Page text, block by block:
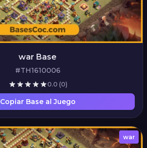
war Base
#TH1610006
0.0 (0)
Copiar Base al Juego
war